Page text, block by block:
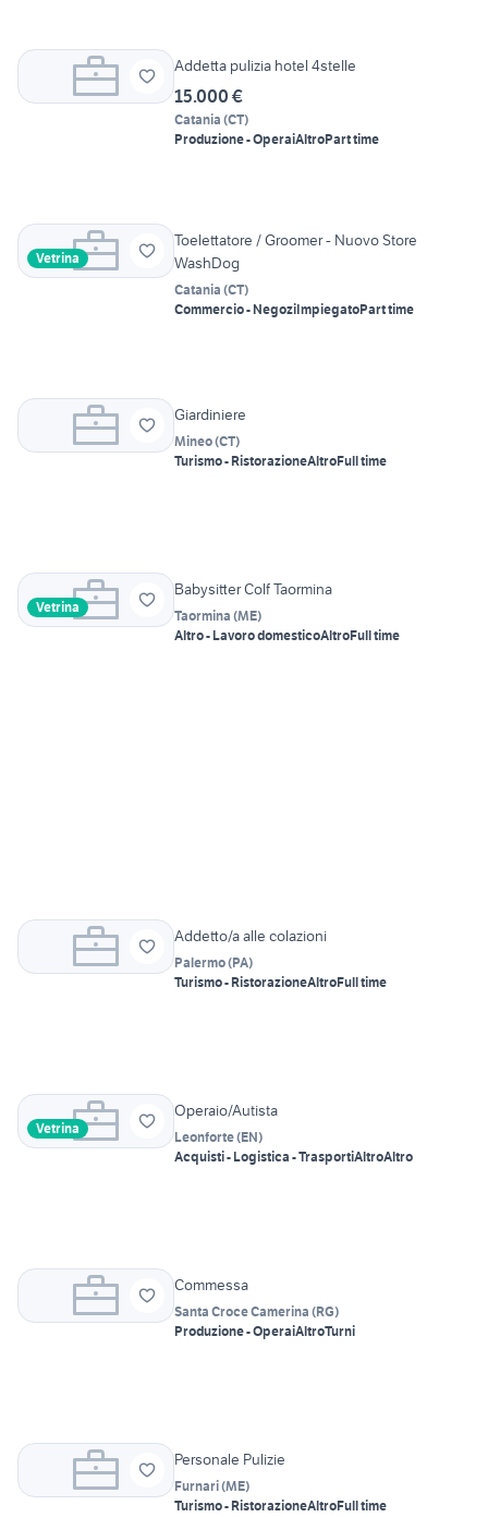
Addetta pulizia hotel 4stelle
15.000 €
Catania (CT)
Produzione - OperaiAltroPart time
Vetrina
Toelettatore / Groomer - Nuovo Store
WashDog
Catania (CT)
Commercio - NegoziImpiegatoPart time
Giardiniere
Mineo(CT)
Turismo - RistorazioneAltroFull time
Vetrina
Babysitter Colf Taormina
Taormina (ME)
Altro - Lavoro domesticoAltroFull time
Addetto/a alle colazioni
Palermo(PA)
Turismo - RistorazioneAltroFull time
Vetrina
Operaio/Autista
Leonforte(EN)
Acquisti - Logistica - TrasportiAltroAltro
Commessa
Santa Croce Camerina (RG)
Produzione - OperaiAltroTurni
Personale Pulizie
Furnari(ME)
Turismo - RistorazioneAltroFull time